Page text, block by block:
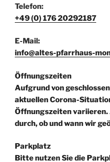
Telefon:
+49 (0) 176 20292187
E-Mail:
info@altes-pfarrhaus-
Öffnungszeiten
Aufgrund von
aktuellen Corona-
Öffnungszeiten variieren.
durch, ob und wann wir
Parkplatz
Bitte nutzen Sie die